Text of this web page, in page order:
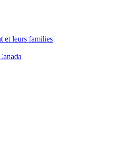
et leurs families